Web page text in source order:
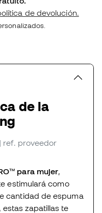
de devolución.
de la
| ref. proveedor
™ para mujer,
estimulará como
cantidad de espuma
estas zapatillas te